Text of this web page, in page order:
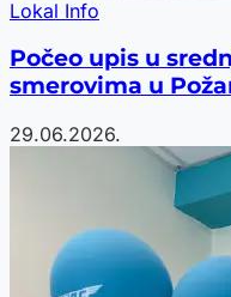
Lokal Info
Počeo upis u
smerovima u
29.06.2026.